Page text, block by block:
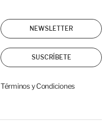
NEWSLETTER
SUSCRÍBETE
Términos y Condiciones